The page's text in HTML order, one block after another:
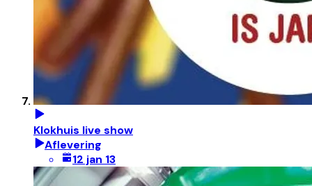
Klokhuis live show
Aflevering
12 jan 13